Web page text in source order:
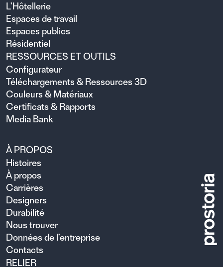
L’Hôtellerie
Espaces de travail
Espaces publics
Résidentiel
RESSOURCES ET OUTILS
Configurateur
Téléchargements & Ressources 3D
Couleurs & Matériaux
Certificats & Rapports
Media Bank
À PROPOS
Histoires
À propos
Carrières
Designers
Durabilité
Nous trouver
Données de l’entreprise
Contacts
RELIER